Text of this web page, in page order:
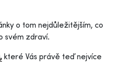
o tom nejdůležitějším, co
svém zdraví.
které Vás právě teď nejvíce